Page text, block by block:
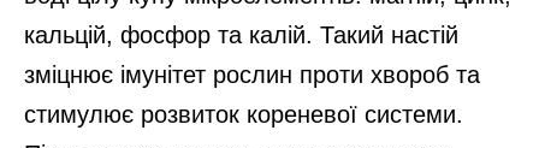
кальцій, фосфор та калій. Такий настій
зміцнює імунітет рослин проти хвороб та
стимулює розвиток кореневої системи.